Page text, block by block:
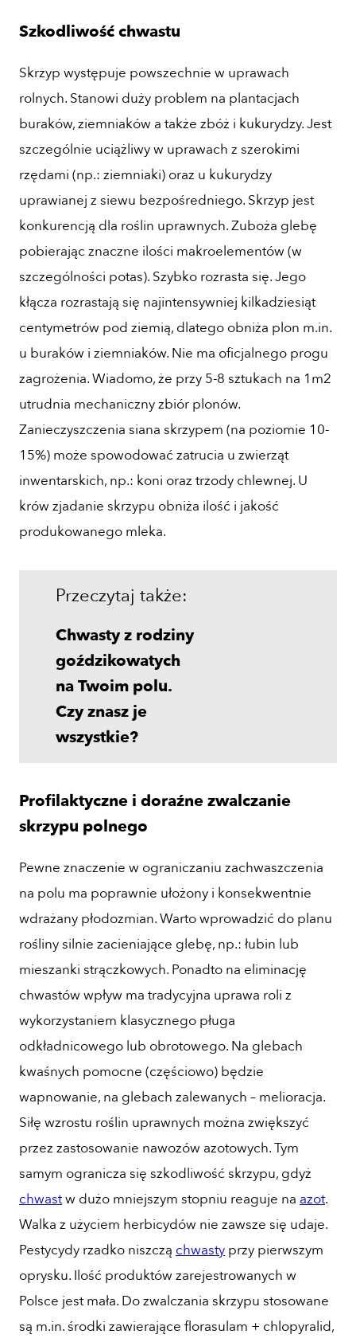
Szkodliwość chwastu
Skrzyp występuje powszechnie w uprawach
rolnych. Stanowi duży problem na plantacjach
buraków, ziemniaków a także zbóż i kukurydzy. Jest
szczególnie uciążliwy w uprawach z szerokimi
rzędami (np.: ziemniaki) oraz u kukurydzy
uprawianej z siewu bezpośredniego. Skrzyp jest
konkurencją dla roślin uprawnych. Zuboża glebę
pobierając znaczne ilości makroelementów (w
szczególności potas). Szybko rozrasta się. Jego
kłącza rozrastają się najintensywniej kilkadziesiąt
centymetrów pod ziemią, dlatego obniża plon m.in.
u buraków i ziemniaków. Nie ma oficjalnego progu
zagrożenia. Wiadomo, że przy 5-8 sztukach na 1m2
utrudnia mechaniczny zbiór plonów.
Zanieczyszczenia siana skrzypem (na poziomie 10-
15%) może spowodować zatrucia u zwierząt
inwentarskich, np.: koni oraz trzody chlewnej. U
krów zjadanie skrzypu obniża ilość i jakość
produkowanego mleka.
Przeczytaj także:
Chwasty z rodziny
goździkowatych
na Twoim polu.
Czy znasz je
wszystkie?
Profilaktyczne i doraźne zwalczanie
skrzypu polnego
Pewne znaczenie w ograniczaniu zachwaszczenia
na polu ma poprawnie ułożony i konsekwentnie
wdrażany płodozmian. Warto wprowadzić do planu
rośliny silnie zacieniające glebę, np.: łubin lub
mieszanki strączkowych. Ponadto na eliminację
chwastów wpływ ma tradycyjna uprawa roli z
wykorzystaniem klasycznego pługa
odkładnicowego lub obrotowego. Na glebach
kwaśnych pomocne (częściowo) będzie
wapnowanie, na glebach zalewanych – melioracja.
Siłę wzrostu roślin uprawnych można zwiększyć
przez zastosowanie nawozów azotowych. Tym
samym ogranicza się szkodliwość skrzypu, gdyż
chwastw dużo mniejszym stopniu reaguje na azot.
Walka z użyciem herbicydów nie zawsze się udaje.
Pestycydy rzadko niszczą chwasty przy pierwszym
oprysku. Ilość produktów zarejestrowanych w
Polsce jest mała. Do zwalczania skrzypu stosowane
są m.in. środki zawierające florasulam + chlopyralid,